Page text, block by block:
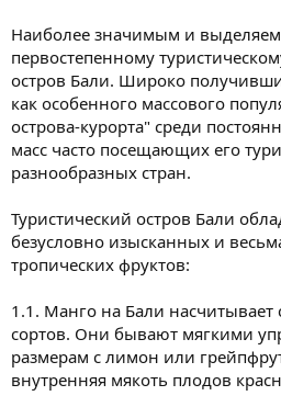
Наиболее значимым и
первостепенному
остров Бали. Широко
как особенного массового
острова-курорта" среди
масс часто посещающих его
разнообразных стран.
Туристический остров Бали
безусловно изысканных и
тропических фруктов:
1.1. Манго на Бали насчитывает
сортов. Они бывают мягкими
размерам с лимон или
внутренняя мякоть плодов